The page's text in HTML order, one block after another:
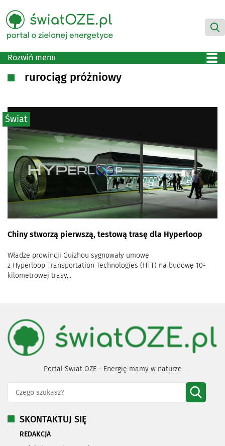
Rozwiń menu
rurociąg próżniowy
Chiny stworzą pierwszą, testową trasę dla Hyperloop
Władze prowincji Guizhou sygnowały umowę
z Hyperloop Transportation Technologies (HTT) na budowę 10-
kilometrowej trasy...
Świat
Portal Świat OZE - Energię mamy w naturze
SKONTAKTUJ SIĘ
REDAKCJA